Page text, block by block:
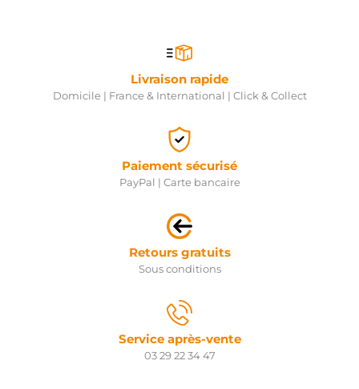
Livraison rapide
Domicile | France & International | Click & Collect
Paiement sécurisé
PayPal | Carte bancaire
Retours gratuits
Sous conditions
Service après-vente
03 29 22 34 47